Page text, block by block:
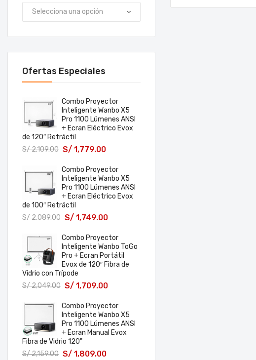
Ofertas Especiales
Combo Proyector
Inteligente Wanbo X5
Pro 1100 Lúmenes ANSI
+ Ecran Eléctrico Evox
de 120″ Retráctil
S/2,109.00 S/ 1,779.00
Combo Proyector
Inteligente Wanbo X5
Pro 1100 Lúmenes ANSI
+ Ecran Eléctrico Evox
de 100″ Retráctil
S/2,089.00 S/ 1,749.00
Combo Proyector
Inteligente Wanbo ToGo
Pro + Ecran Portátil
Evox de 120″ Fibra de
Vidrio con Trípode
S/2,049.00 S/ 1,709.00
Combo Proyector
Inteligente Wanbo X5
Pro 1100 Lúmenes ANSI
+ Ecran Manual Evox
Fibra de Vidrio 120"
S/2,159.00 S/ 1,809.00